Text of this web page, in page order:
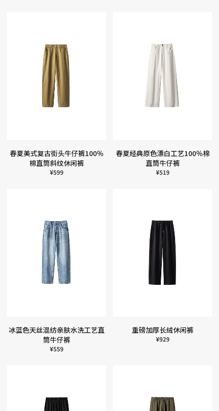
春夏美式复古街头牛仔裤100％
棉直筒斜纹休闲裤
¥599
春夏经典原色漂白工艺100％棉
直筒牛仔裤
¥519
冰蓝色天丝混纺亲肤水洗工艺直
筒牛仔裤
¥559
重磅加厚长绒休闲裤
¥929